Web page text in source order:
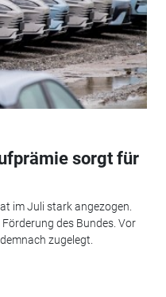
sorgt für
im Juli stark angezogen.
des Bundes. Vor
zugelegt.